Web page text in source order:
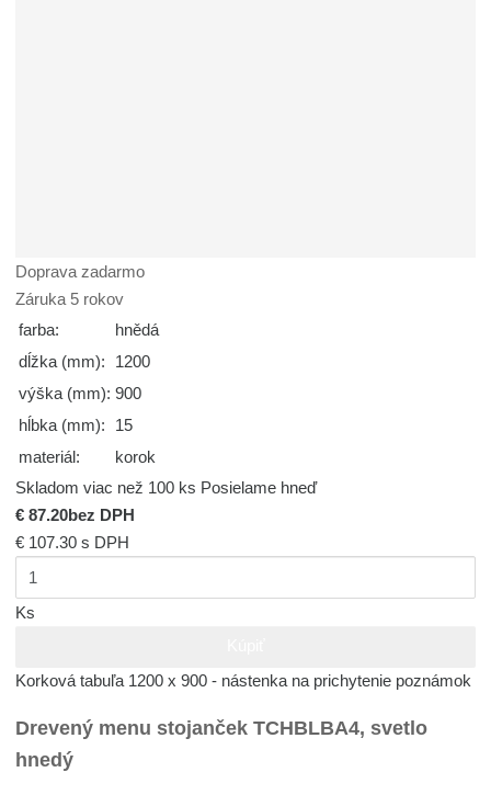
Doprava zadarmo
Záruka 5 rokov
farba:
hnědá
dĺžka (mm):
1200
výška (mm): 900
hĺbka (mm):
15
materiál:
korok
Skladom viac než 100 ks Posielame hneď
€ 87.20bez DPH
€ 107.30s DPH
Ks
Korková tabuľa 1200 x 900 - nástenka na prichytenie poznámok
Drevený menu stojanček TCHBLBA4, svetlo
hnedý